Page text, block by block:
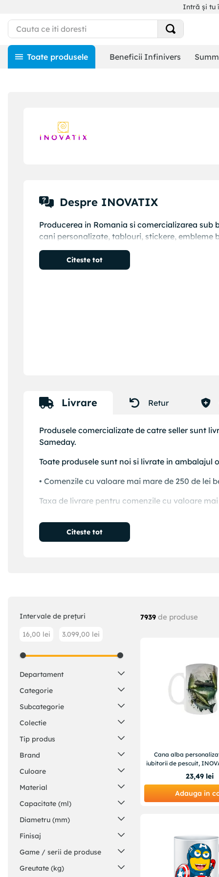
Intră și tu
Beneficii Infinivers
Despre INOVATIX
Citeste tot
Producerea in Romania si comercializarea
cani personalizate, tablouri, stickere, embleme
Livrare Retur
Citeste tot
Produsele comercializate de catre seller sunt
Sameday.
Toate produsele sunt noi si livrate in ambalajul
• Comenzile cu valoare mai mare de 250 de lei
Taxa de livrare pentru comenzile cu valoare
Valoarea totala a transportului va fi afisata in
Departament
Casa si Gradina
Categorie
Bucatarie si vesela
Subcategorie
Cani si pahare
Colectie
Cani si cesti
Tip produs
Cana
Brand
INOVATIX
INOVATIX®
Disney
Zokura
Culoare
Alb
Gri
Rosu
Verde
Galben
Roz
Material
Ceramica
Sticla
Lemn
Capacitate (ml)
330
320
375
Diametru (mm)
82
80
90
Finisaj
Mat
Satinat
Game / serii de produse
INOVATIX
Greutate (kg)
Intervale de prețuri
16,00 lei 3.099,00 lei
7939 de produse
Cana alba
iubitorii de pescuit,
23,49 lei
Adauga in